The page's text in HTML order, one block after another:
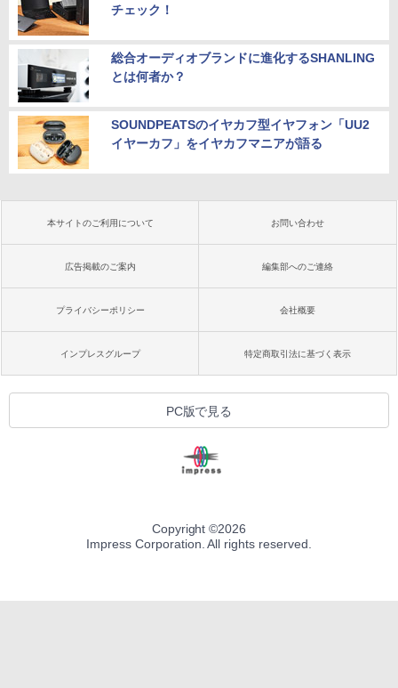
チェック！
総合オーディオブランドに進化するSHANLING
とは何者か？
SOUNDPEATSのイヤカフ型イヤフォン「UU2
イヤーカフ」をイヤカフマニアが語る
本サイトのご利用について お問い合わせ
広告掲載のご案内 編集部へのご連絡
プライバシーポリシー 会社概要
インプレスグループ 特定商取引法に基づく表示
PC版で見る
Copyright ©2026
Impress Corporation. All rights reserved.